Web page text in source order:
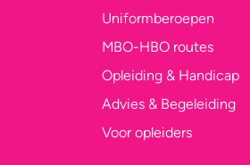
Uniformberoepen
MBO-HBO routes
Opleiding & Handicap
Advies & Begeleiding
Voor opleiders